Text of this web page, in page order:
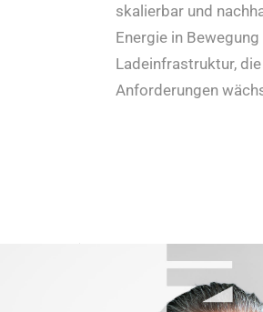
skalierbar und
Energie in
Ladeinfrastruktur,
Anforderungen